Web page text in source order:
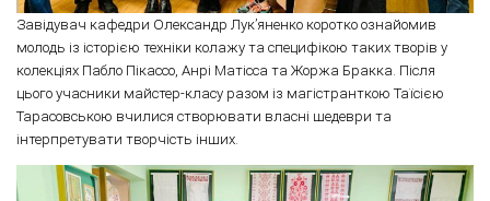
Завідувач кафедри Олександр Лук’яненко коротко ознайомив
молодь із історією техніки колажу та специфікою таких творів у
колекціях Пабло Пікассо, Анрі Матісса та Жоржа Бракка. Після
цього учасники майстер-класу разом із магістранткою Таїсією
Тарасовською вчилися створювати власні шедеври та
інтерпретувати творчість інших.